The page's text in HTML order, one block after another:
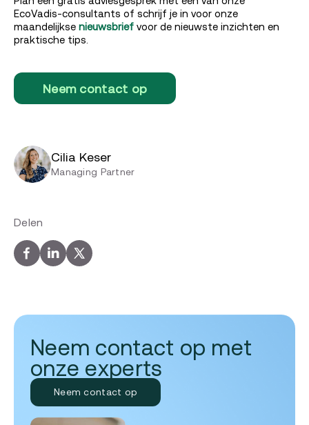
EcoVadis-consultants of schrijf je in voor onze
maandelijkse nieuwsbrief voor de nieuwste inzichten en
praktische tips.
Neem contact op
Cilia Keser
Managing Partner
Delen
Neem contact op met
onze experts
Neem contact op